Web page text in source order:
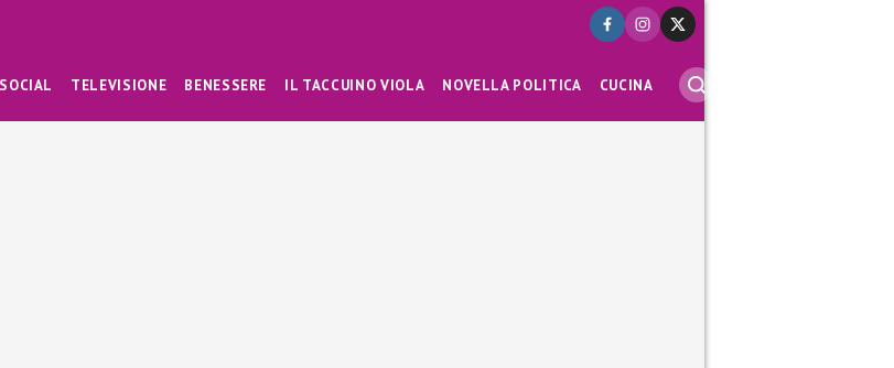
SOCIAL TELEVISIONE BENESSERE IL TACCUINO VIOLA NOVELLA POLITICA CUCINA